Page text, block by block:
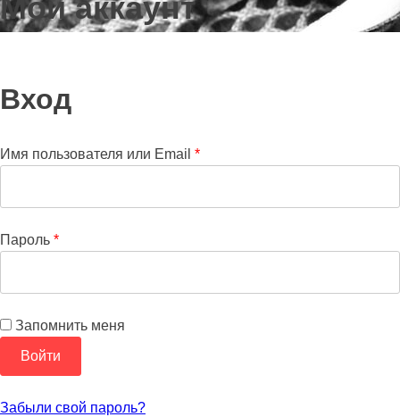
Мой аккаунт
Вход
Имя пользователя или Email *
Пароль *
Запомнить меня
Войти
Забыли свой пароль?